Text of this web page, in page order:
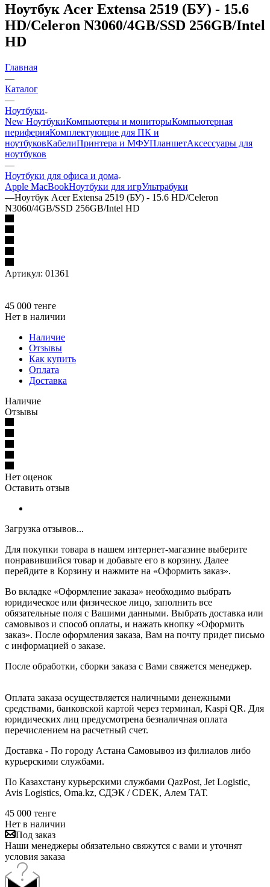
Ноутбук Acer Extensa 2519 (БУ) - 15.6
HD/Celeron N3060/4GB/SSD 256GB/Intel
HD
Главная
—
Каталог
—
Ноутбуки
New НоутбукиКомпьютеры и мониторыКомпьютерная
периферияКомплектующие для ПК и
ноутбуковКабелиПринтера и МФУПланшетАксессуары для
ноутбуков
—
Ноутбуки для офиса и дома
Apple MacBookНоутбуки для игрУльтрабуки
—Ноутбук Acer Extensa 2519 (БУ) - 15.6 HD/Celeron
N3060/4GB/SSD 256GB/Intel HD
Артикул: 01361
45 000 тенге
Нет в наличии
Наличие
Отзывы
Как купить
Оплата
Доставка
Наличие
Отзывы
Нет оценок
Оставить отзыв
Загрузка отзывов...
Для покупки товара в нашем интернет-магазине выберите
понравившийся товар и добавьте его в корзину. Далее
перейдите в Корзину и нажмите на «Оформить заказ».
Во вкладке «Оформление заказа» необходимо выбрать
юридическое или физическое лицо, заполнить все
обязательные поля с Вашими данными. Выбрать доставка или
самовывоз и способ оплаты, и нажать кнопку «Оформить
заказ». После оформления заказа, Вам на почту придет письмо
с информацией о заказе.
После обработки, сборки заказа с Вами свяжется менеджер.
Оплата заказа осуществляется наличными денежными
средствами, банковской картой через терминал, Kaspi QR. Для
юридических лиц предусмотрена безналичная оплата
перечислением на расчетный счет.
Доставка - По городу Астана Самовывоз из филиалов либо
курьерскими службами.
По Казахстану курьерскими службами QazPost, Jet Logistic,
Avis Logistics, Oma.kz, СДЭК / CDEK, Алем ТАТ.
45 000 тенге
Нет в наличии
Под заказ
Наши менеджеры обязательно свяжутся с вами и уточнят
условия заказа